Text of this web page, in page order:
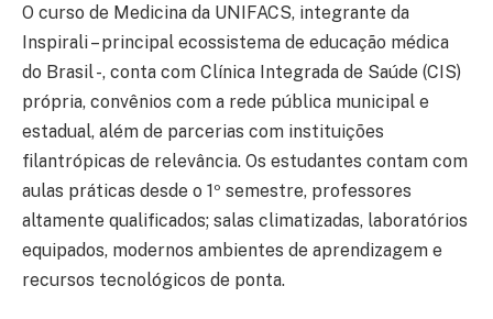
O curso de Medicina da UNIFACS, integrante da
Inspirali – principal ecossistema de educação médica
do Brasil -, conta com Clínica Integrada de Saúde (CIS)
própria, convênios com a rede pública municipal e
estadual, além de parcerias com instituições
filantrópicas de relevância. Os estudantes contam com
aulas práticas desde o 1º semestre, professores
altamente qualificados; salas climatizadas, laboratórios
equipados, modernos ambientes de aprendizagem e
recursos tecnológicos de ponta.